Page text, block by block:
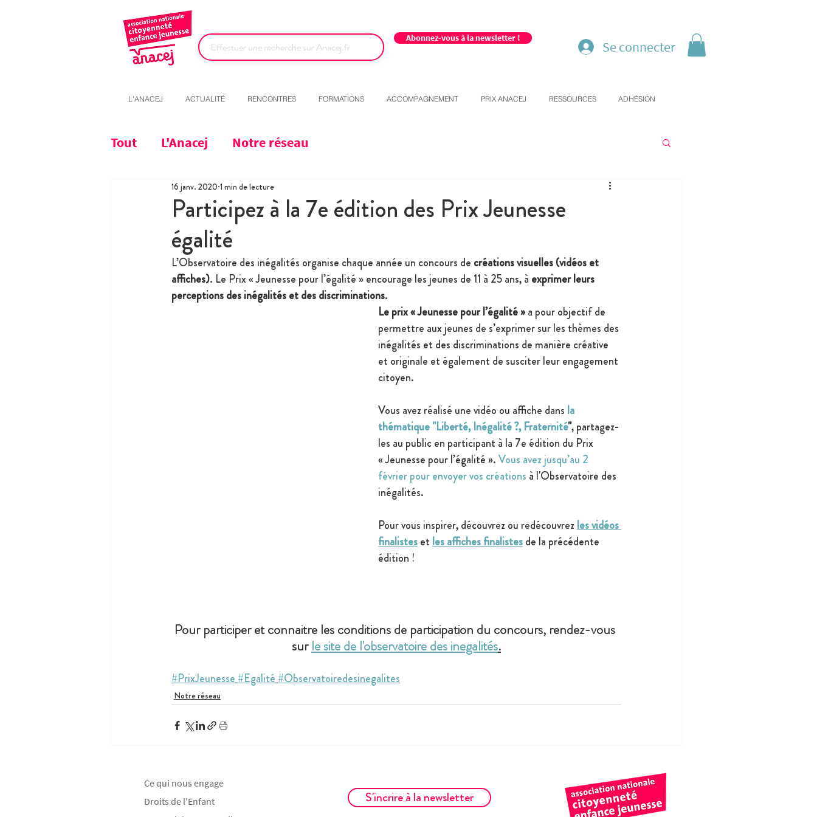
Abonnez-vous à la newsletter !
Se connecter
L'ANACEJ ACTUALITÉ RENCONTRES FORMATIONS ACCOMPAGNEMENT PRIX ANACEJ RESSOURCES ADHÉSION
Tout L'Anacej Notre réseau
Participez à la 7e édition des Prix Jeunesse
égalité
16 janv. 2020 1 min de lecture
L’Observatoire des inégalités organise chaque année un concours de créations visuelles (vidéos et
affiches). Le Prix « Jeunesse pour l’égalité » encourage les jeunes de 11 à 25 ans, à exprimer leurs
perceptions des inégalités et des discriminations.
Le prix « Jeunesse pour l’égalité » a pour objectif de
permettre aux jeunes de s’exprimer sur les thèmes des
inégalités et des discriminations de manière créative
et originale et également de susciter leur engagement
citoyen.
Vous avez réalisé une vidéo ou affiche dans la
thématique "Liberté, Inégalité ?, Fraternité", partagez-
les au public en participant à la 7e édition du Prix
« Jeunesse pour l’égalité ». Vous avez jusqu’au 2
février pour envoyer vos créations à l'Observatoire des
inégalités.
Pour vous inspirer, découvrez ou redécouvrez les vidéos
finalistes et les affiches finalistesde la précédente
édition !
Pour participer et connaitre les conditions de participation du concours, rendez-vous
sur le site de l'observatoire des inegalités.
#PrixJeunesse#Egalité#Observatoiredesinegalites
Notre réseau
Ce qui nous engage
Droits de l'Enfant
S'incrire à la newsletter